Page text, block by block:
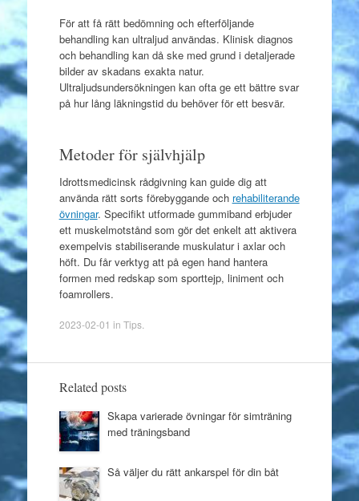
För att få rätt bedömning och efterföljande
behandling kan ultraljud användas. Klinisk diagnos
och behandling kan då ske med grund i detaljerade
bilder av skadans exakta natur.
Ultraljudsundersökningen kan ofta ge ett bättre svar
på hur lång läkningstid du behöver för ett besvär.
Metoder för självhjälp
Idrottsmedicinsk rådgivning kan guide dig att
använda rätt sorts förebyggande och rehabiliterande
övningar. Specifikt utformade gummiband erbjuder
ett muskelmotstånd som gör det enkelt att aktivera
exempelvis stabiliserande muskulatur i axlar och
höft. Du får verktyg att på egen hand hantera
formen med redskap som sporttejp, liniment och
foamrollers.
2023-02-01 in Tips.
Related posts
Skapa varierade övningar för simträning
med träningsband
Så väljer du rätt ankarspel för din båt